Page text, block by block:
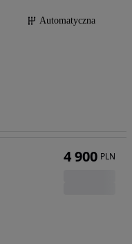
Automatyczna
4 900 PLN